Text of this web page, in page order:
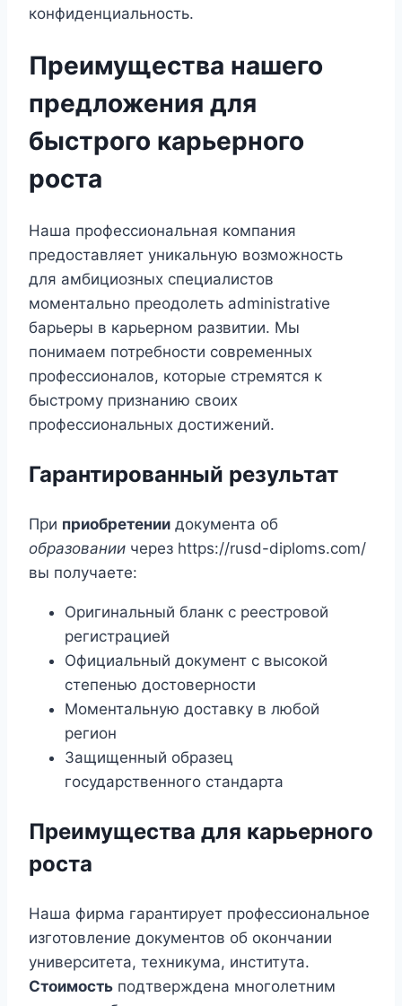
конфиденциальность.
Преимущества нашего
предложения для
быстрого карьерного
роста
Наша профессиональная компания
предоставляет уникальную возможность
для амбициозных специалистов
моментально преодолеть administrative
барьеры в карьерном развитии. Мы
понимаем потребности современных
профессионалов, которые стремятся к
быстрому признанию своих
профессиональных достижений.
Гарантированный результат
При приобретении документа об
образовании через https://rusd-diploms.com/
вы получаете:
Оригинальный бланк с реестровой
регистрацией
Официальный документ с высокой
степенью достоверности
Моментальную доставку в любой
регион
Защищенный образец
государственного стандарта
Преимущества для карьерного
роста
Наша фирма гарантирует профессиональное
изготовление документов об окончании
университета, техникума, института.
Стоимость подтверждена многолетним